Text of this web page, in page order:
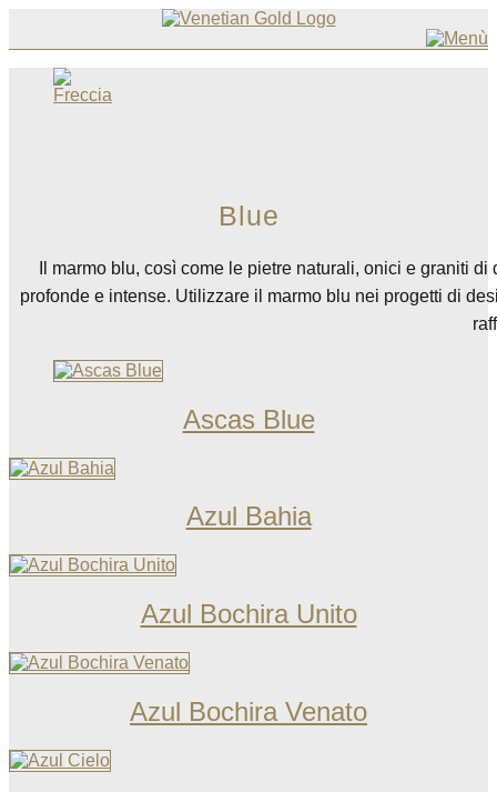
Blue
Il marmo blu, così come le pietre naturali, onici e graniti
profonde e intense. Utilizzare il marmo blu nei progetti di
Ascas Blue
Azul Bahia
Azul Bochira Unito
Azul Bochira Venato